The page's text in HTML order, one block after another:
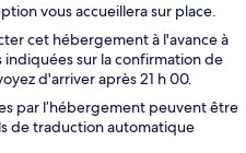
vous accueillera sur place.
cet hébergement à l'avance à
sur la confirmation de
d'arriver après 21 h 00.
par l’hébergement peuvent être
de traduction automatique